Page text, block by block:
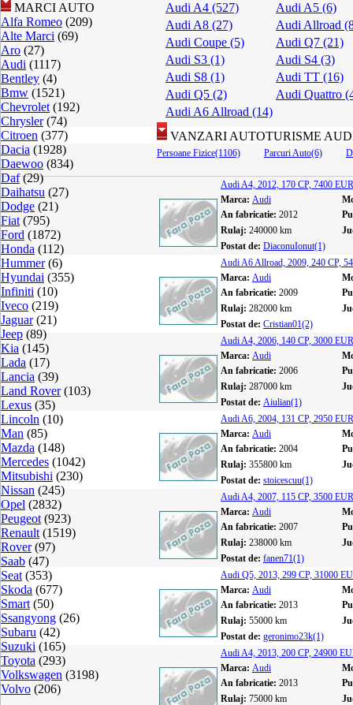
MARCI AUTO
Alfa Romeo (209)
Alte Marci (69)
Aro (27)
Audi (1117)
Bentley (4)
Bmw (1521)
Chevrolet (192)
Chrysler(74)
Citroen (377)
Dacia (1928)
Daewoo (834)
Daf(29)
Daihatsu (27)
Dodge (21)
Fiat (795)
Ford (1872)
Honda (112)
Hummer(6)
Hyundai (355)
Infiniti (10)
Iveco (219)
Jaguar(21)
Jeep (89)
Kia (145)
Lada (17)
Lancia (39)
Land Rover(103)
Lexus (35)
Lincoln (10)
Man (85)
Mazda (148)
Mercedes (1042)
Mitsubishi (230)
Nissan (245)
Opel (2832)
Peugeot (923)
Renault (1519)
Rover(97)
Saab (47)
Seat (353)
Skoda (677)
Smart (50)
Ssangyong (26)
Subaru (42)
Suzuki (165)
Toyota (293)
Volkswagen (3198)
Volvo (206)
Audi A4 (527)
Audi A5 (6)
Audi A8 (27)
Audi Allroad
Audi Coupe (5)
Audi Q7 (21)
Audi S3 (1)
Audi S4 (3)
Audi S8 (1)
Audi TT (16)
Audi Q5 (2)
Audi Quattro
Audi A6 Allroad (14)
VANZARI AUTOTURISME
Persoane Fizice(1106) Parcuri Auto(6)
Audi A4, 2012, 170 CP, 7400
Marca: Audi
An fabricatie: 2012
Rulaj: 240000 km
Postat de: DiaconuIonut(1)
Audi A6 Allroad, 2009, 240 CP,
Marca: Audi
An fabricatie: 2009
Rulaj: 282000 km
Postat de: Cristian01(2)
Audi A4, 2006, 140 CP, 3000
Marca: Audi
An fabricatie: 2006
Rulaj: 287000 km
Postat de: Aiulian(1)
Audi A6, 2004, 131 CP, 2950
Marca: Audi
An fabricatie: 2004
Rulaj: 355800 km
Postat de: stoicescuu(1)
Audi A4, 2007, 115 CP, 3500
Marca: Audi
An fabricatie: 2007
Rulaj: 238000 km
Postat de: fanen71(1)
Audi Q5, 2013, 299 CP, 31000
Marca: Audi
An fabricatie: 2013
Rulaj: 55000 km
Postat de: geronimo23k(1)
Audi A4, 2013, 200 CP, 24900
Marca: Audi
An fabricatie: 2013
Rulaj: 75000 km